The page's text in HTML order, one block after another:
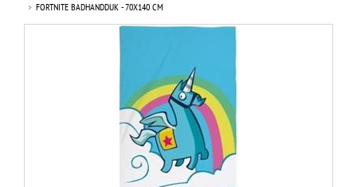
FORTNITE BADHANDDUK - 70X140 CM